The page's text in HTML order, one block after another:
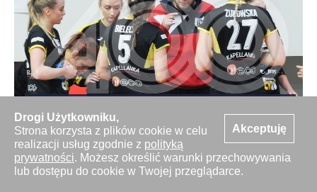
Akceptuję
Drogi Użytkowniku,
Strona korzysta z plików cookie w celu
realizacji usług zgodnie z polityką
prywatności. Możesz określić warunki przechowywania
lub dostępu do cookie w Twojej przeglądarce.
Krapkowice - KPR Jelenia Gora. 19.12.2018